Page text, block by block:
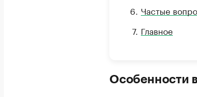
Частые
Главное
Особенности